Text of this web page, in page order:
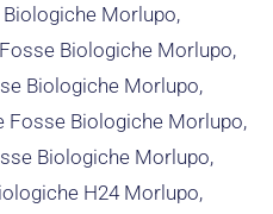
Morlupo,
Biologiche Morlupo,
Biologiche Morlupo,
Fosse Biologiche Morlupo,
Biologiche Morlupo,
H24 Morlupo,